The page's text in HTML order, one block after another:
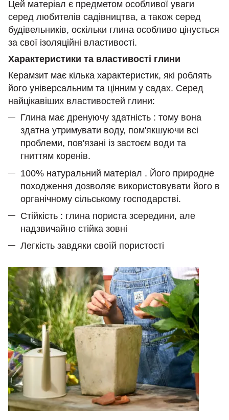
Цей матеріал є предметом особливої ​​уваги
серед любителів садівництва, а також серед
будівельників, оскільки глина особливо цінується
за свої ізоляційні властивості.
Характеристики та властивості глини
Керамзит має кілька характеристик, які роблять
його універсальним та цінним у садах. Серед
найцікавіших властивостей глини:
Глина має дренуючу здатність : тому вона
здатна утримувати воду, пом'якшуючи всі
проблеми, пов'язані із застоєм води та
гниттям коренів.
100% натуральний матеріал . Його природне
походження дозволяє використовувати його в
органічному сільському господарстві.
Стійкість : глина пориста зсередини, але
надзвичайно стійка зовні
Легкість завдяки своїй пористості